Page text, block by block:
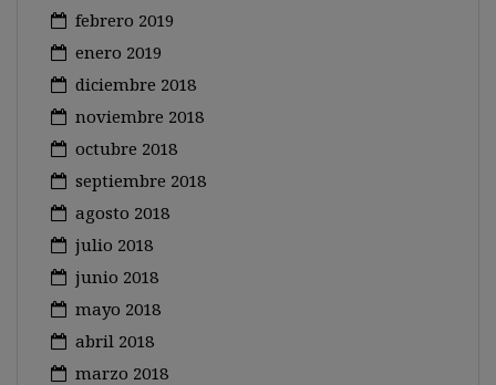
febrero 2019
enero 2019
diciembre 2018
noviembre 2018
octubre 2018
septiembre 2018
agosto 2018
julio 2018
junio 2018
mayo 2018
abril 2018
marzo 2018